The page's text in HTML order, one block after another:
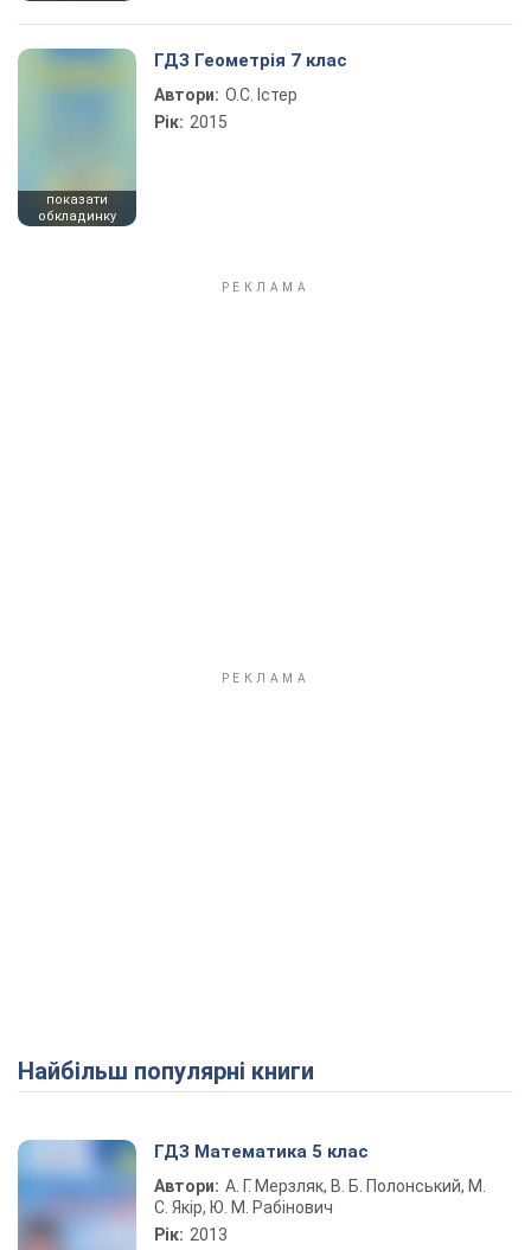
показати
обкладинку
ГДЗ Геометрія 7 клас
Автори: О.С. Істер
Рік: 2015
Найбільш популярні книги
ГДЗ Математика 5 клас
Автори: А. Г. Мерзляк, В. Б. Полонський, М.
С. Якір, Ю. М. Рабінович
Рік: 2013